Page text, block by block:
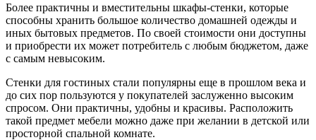
Более практичны и вместительны шкафы-стенки, которые
способны хранить большое количество домашней одежды и
иных бытовых предметов. По своей стоимости они доступны
и приобрести их может потребитель с любым бюджетом, даже
с самым невысоким.
Стенки для гостиных стали популярны еще в прошлом века и
до сих пор пользуются у покупателей заслуженно высоким
спросом. Они практичны, удобны и красивы. Расположить
такой предмет мебели можно даже при желании в детской или
просторной спальной комнате.